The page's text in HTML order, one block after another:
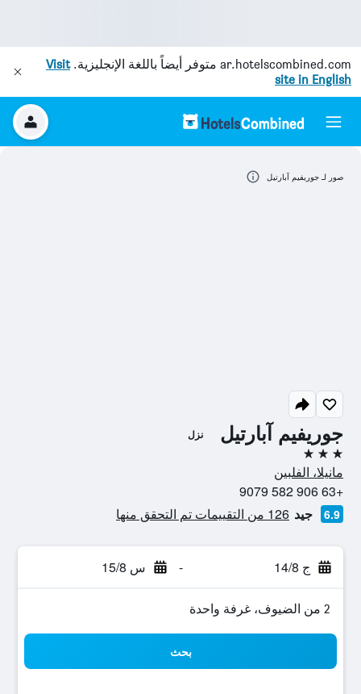
ar.hotelscombined.com متوفر أيضاً باللغة الإنجليزية.Visit
site in English
جوريفيم آبارتيل نزل
3 نجوم
مانيلا، الفلبين
+63 906 582 9079
6.9 جيد 126 من التقييمات تم التحقق منها
ج 14/8 - س 15/8
2 من الضيوف، غرفة واحدة
بحث
صور لـ جوريفيم آبارتيل